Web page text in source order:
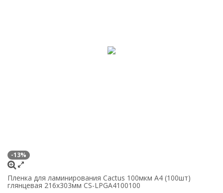
-13%
Пленка для ламинирования Cactus 100мкм A4 (100шт)
глянцевая 216x303мм CS-LPGA4100100